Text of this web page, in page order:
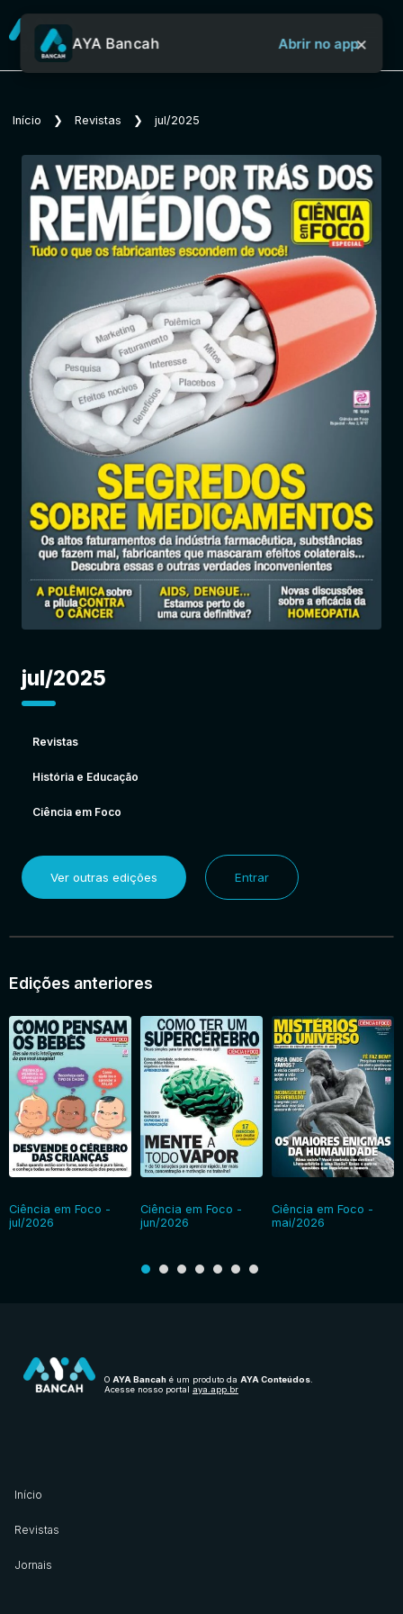
Sobre o Aya Bancah
Início
Revistas
Jornais
Notícias
AYA Bancah Abrir no app×
Início ❯ Revistas ❯ jul/2025
jul/2025
Revistas
História e Educação
Ciência em Foco
Ver outras edições Entrar
Edições anteriores
Ciência em Foco -
jul/2026
Ciência em Foco -
jun/2026
Ciência em Foco -
mai/2026
O AYA Bancah é um produto da AYA Conteúdos.
Acesse nosso portal aya.app.br
Início
Revistas
Jornais